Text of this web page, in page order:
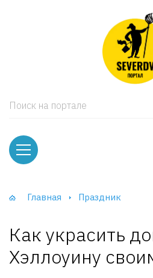
Поиск на портале
Главная Праздник
Как украсить
Хэллоуину
и тумбы